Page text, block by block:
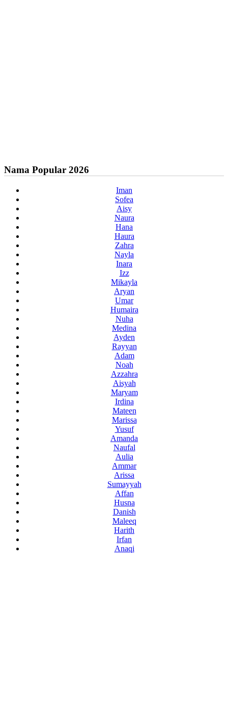
Nama Popular 2026
Iman
Sofea
Aisy
Naura
Hana
Haura
Zahra
Nayla
Inara
Izz
Mikayla
Aryan
Umar
Humaira
Nuha
Medina
Ayden
Rayyan
Adam
Noah
Azzahra
Aisyah
Maryam
Irdina
Mateen
Marissa
Yusuf
Amanda
Naufal
Aulia
Ammar
Arissa
Sumayyah
Affan
Husna
Danish
Maleeq
Harith
Irfan
Anaqi